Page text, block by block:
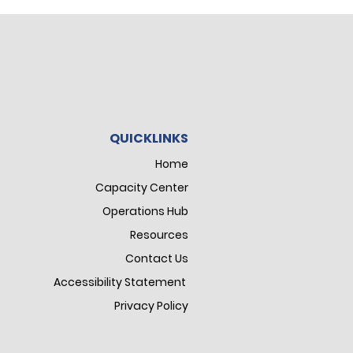
QUICKLINKS
Home
Capacity Center
Operations Hub
Resources
Contact Us
Accessibility Statement
Privacy Policy